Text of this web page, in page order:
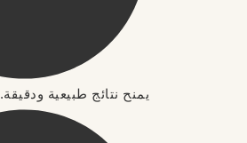
يمنح نتائج طبيعية ودقيقة.